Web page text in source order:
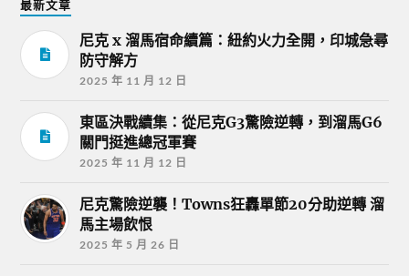
最新文章
尼克 x 溜馬宿命續篇：紐約火力全開，印城急尋
防守解方
2025 年 11 月 12 日
東區決戰續集：從尼克G3驚險逆轉，到溜馬G6
關門挺進總冠軍賽
2025 年 11 月 12 日
尼克驚險逆襲！Towns狂轟單節20分助逆轉 溜
馬主場飲恨
2025 年 5 月 26 日